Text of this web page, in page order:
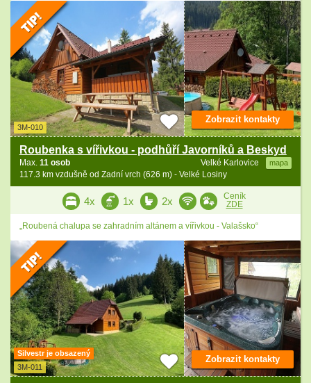
3M-010
Roubenka s vířivkou - podhůří Javorníků a Beskyd
Velké Karlovice mapa
Max. 11 osob
117.3 km vzdušně od Zadní vrch (626 m) - Velké Losiny
Zobrazit kontakty
4x 1x 2x
Ceník
ZDE
„Roubená chalupa se zahradním altánem a vířivkou - Valašsko“
Silvestr je obsazený
3M-011
Zobrazit kontakty